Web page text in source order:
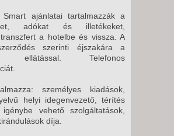
Smart ajánlatai tartalmazzák a
adókat és illetékeket,
a hotelbe és vissza. A
szerinti éjszakára a
ellátással. Telefonos
személyes kiadások,
helyi idegenvezető, térítés
vehető szolgáltatások,
díja.